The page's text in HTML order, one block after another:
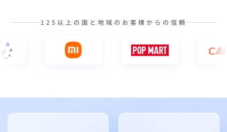
125以上の国と地域のお客様からの信頼